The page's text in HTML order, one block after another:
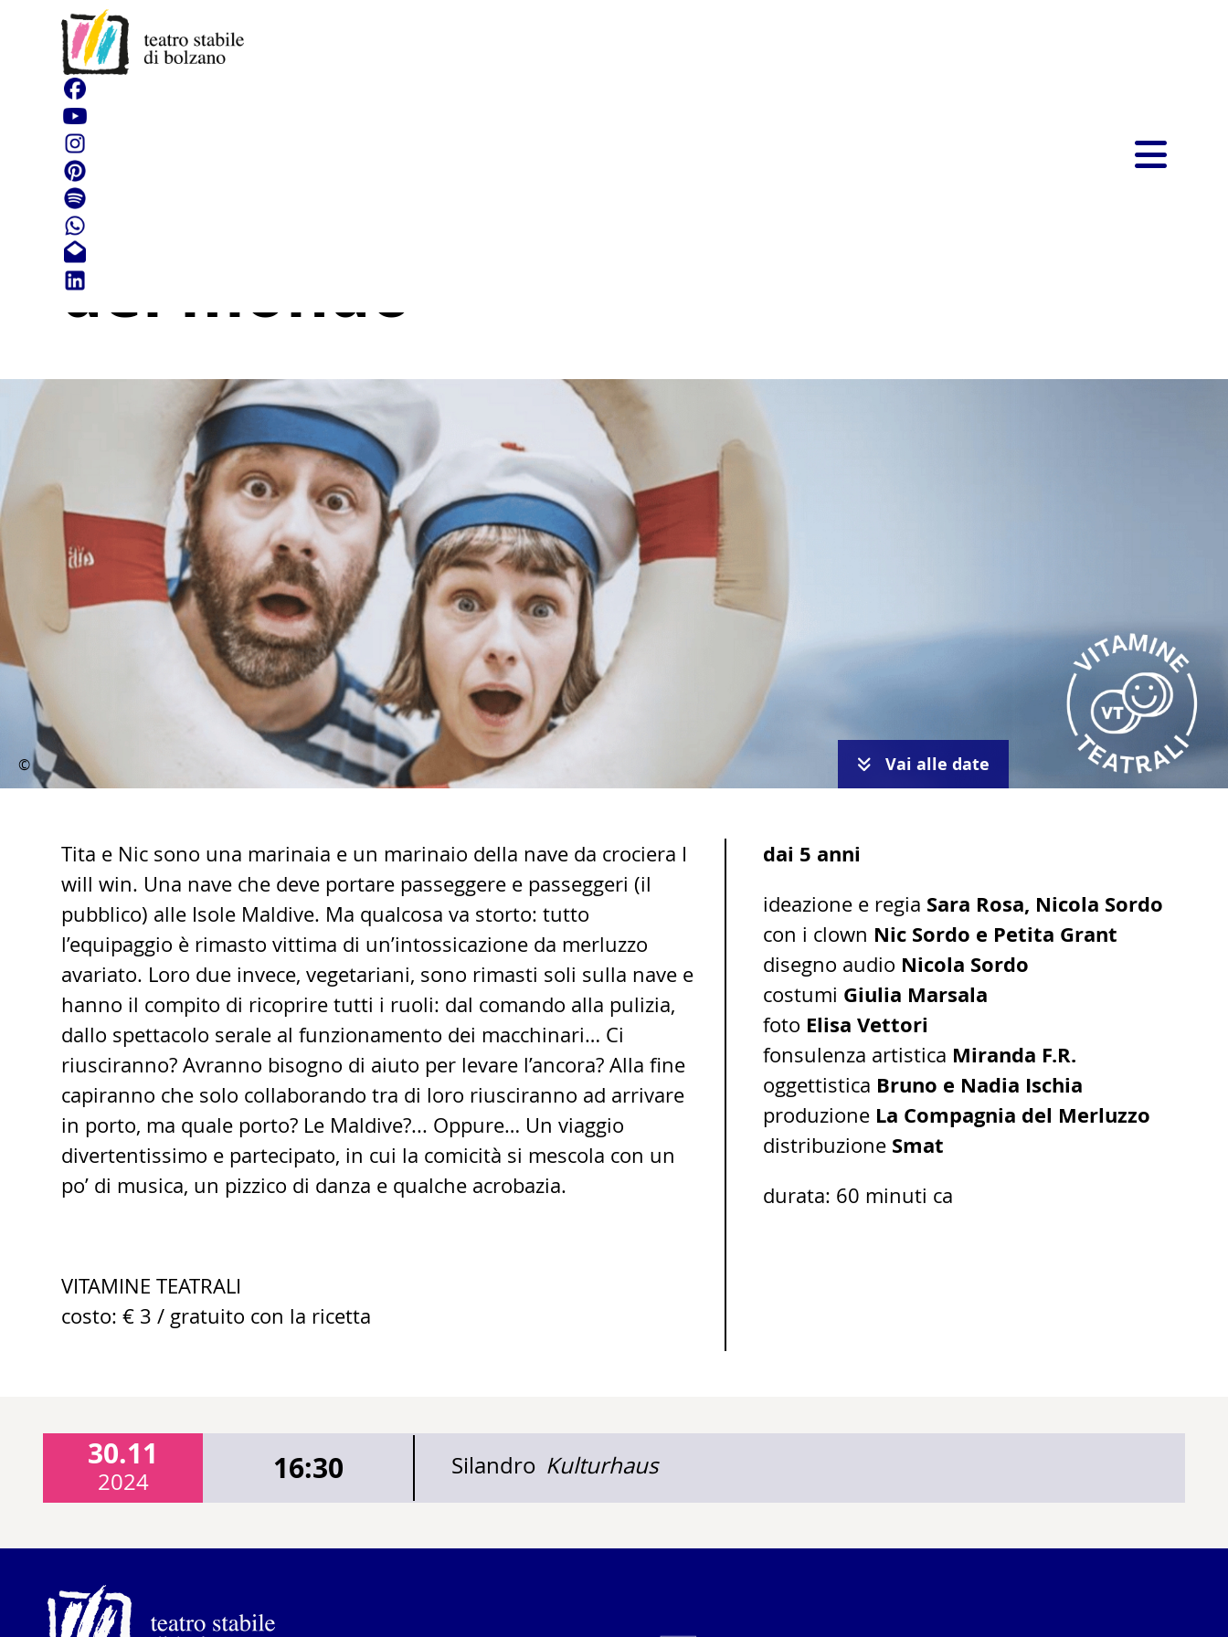
Tita e Nic - La crociera più pazza
del mondo
Vai alle date
Tita e Nic sono una marinaia e un marinaio della nave da crociera I
will win. Una nave che deve portare passeggere e passeggeri (il
pubblico) alle Isole Maldive. Ma qualcosa va storto: tutto
l’equipaggio è rimasto vittima di un’intossicazione da merluzzo
avariato. Loro due invece, vegetariani, sono rimasti soli sulla nave e
hanno il compito di ricoprire tutti i ruoli: dal comando alla pulizia,
dallo spettacolo serale al funzionamento dei macchinari… Ci
riusciranno? Avranno bisogno di aiuto per levare l’ancora? Alla fine
capiranno che solo collaborando tra di loro riusciranno ad arrivare
in porto, ma quale porto? Le Maldive?... Oppure… Un viaggio
divertentissimo e partecipato, in cui la comicità si mescola con un
po’ di musica, un pizzico di danza e qualche acrobazia.
VITAMINE TEATRALI
costo: € 3 / gratuito con la ricetta
dai 5 anni
ideazione e regia Sara Rosa, Nicola Sordo
con i clown Nic Sordo e Petita Grant
disegno audio Nicola Sordo
costumi Giulia Marsala
foto Elisa Vettori
fonsulenza artistica Miranda F.R.
oggettistica Bruno e Nadia Ischia
produzione La Compagnia del Merluzzo
distribuzione Smat
durata: 60 minuti ca
30.11
2024 16:30 Silandro Kulturhaus